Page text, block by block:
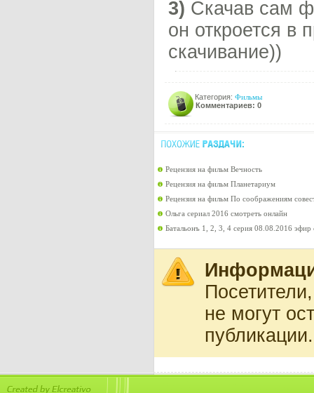
3) Скачав сам
он откроется в
скачивание))
Категория: Фильмы
Комментариев: 0
Рецензия на фильм Вечность
Рецензия на фильм Планетариум
Рецензия на фильм По соображениям
Ольга сериал 2016 смотреть онлайн
Батальонъ 1, 2, 3, 4 серия 08.08.2016 эфир
не могут
публикации.